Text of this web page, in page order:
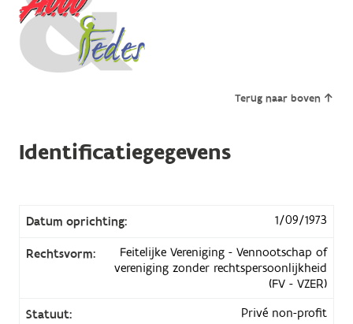
Terug naar boven
Identificatiegegevens
Datum oprichting: 1/09/1973
Rechtsvorm:
Feitelijke Vereniging - Vennootschap of
vereniging zonder rechtspersoonlijkheid
(FV - VZER)
Statuut:
Privé non-profit